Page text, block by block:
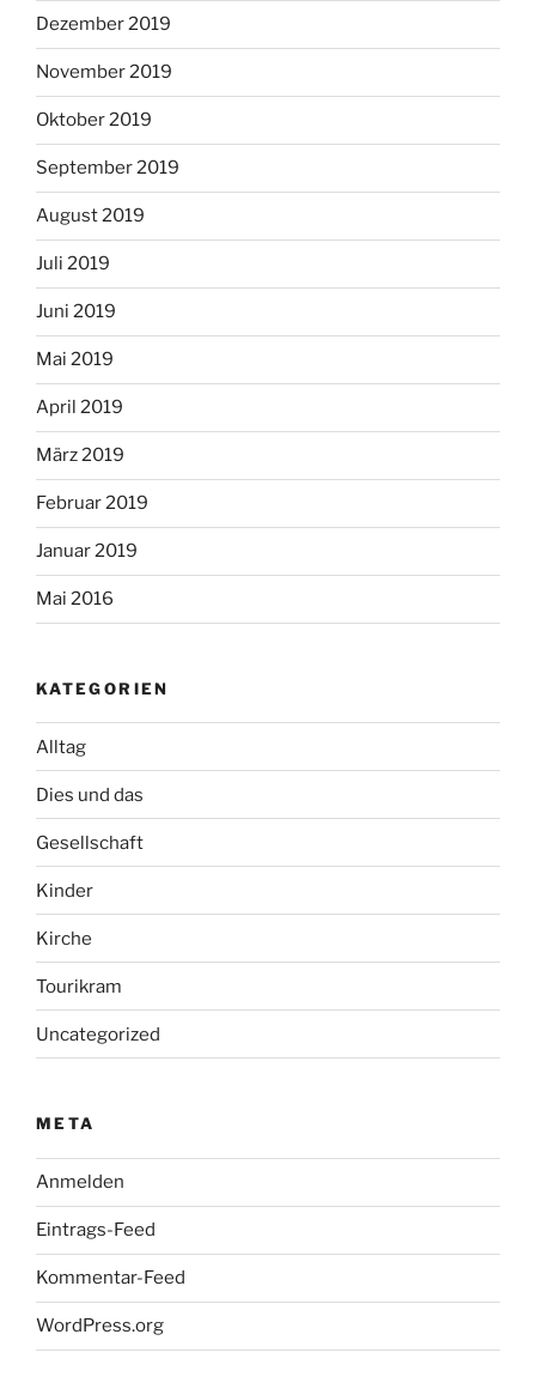
Dezember 2019
November 2019
Oktober 2019
September 2019
August 2019
Juli 2019
Juni 2019
Mai 2019
April 2019
März 2019
Februar 2019
Januar 2019
Mai 2016
KATEGORIEN
Alltag
Dies und das
Gesellschaft
Kinder
Kirche
Tourikram
Uncategorized
META
Anmelden
Eintrags-Feed
Kommentar-Feed
WordPress.org